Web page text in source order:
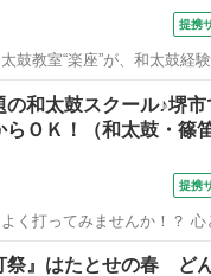
提携
鼓教室“楽座”が、和太鼓経
中。 ガンガン太鼓を打って
らをおススメ。 和太鼓の基
み重ね...
の和太鼓スクール♪堺
らＯＫ！（和太鼓・
提携
く打ってみませんか！？ 心
ールです♪ リフレッシュ効
キイキ☆ 初心者の方から楽
鼓
祭』はたとせの春 ど